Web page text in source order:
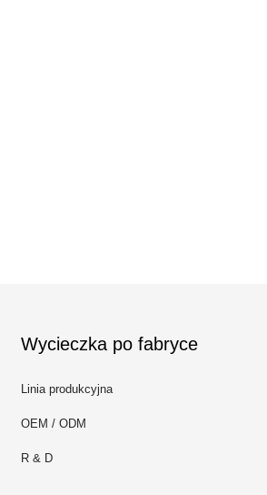
Wycieczka po fabryce
Linia produkcyjna
OEM / ODM
R & D